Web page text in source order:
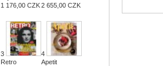
1 176,00 CZK2 655,00 CZK
3
Retro
4
Apetit